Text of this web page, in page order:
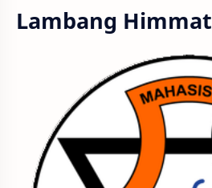
Lambang Himmat